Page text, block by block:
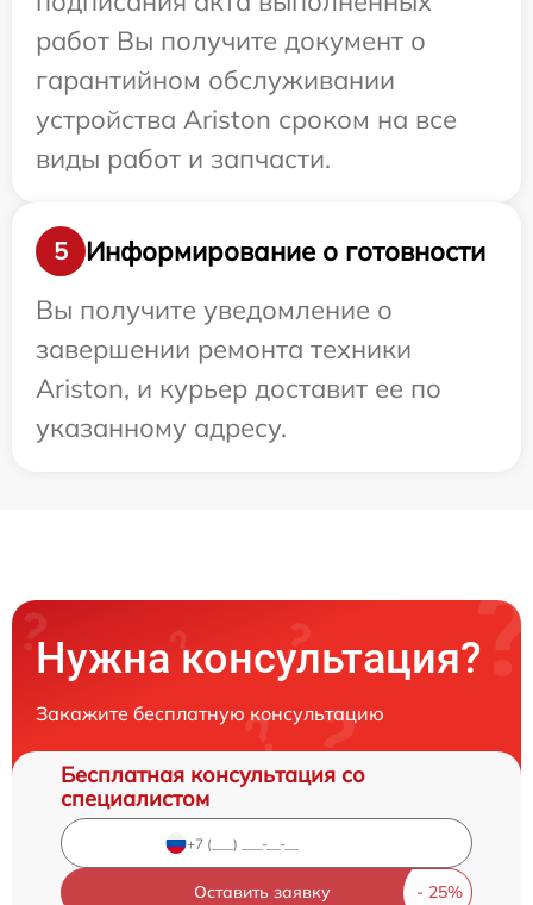
работ Вы получите документ о
гарантийном обслуживании
устройства Ariston сроком на все
виды работ и запчасти.
5
Информирование о готовности
Вы получите уведомление о
завершении ремонта техники
Ariston, и курьер доставит ее по
указанному адресу.
Нужна консультация?
Закажите бесплатную консультацию
Бесплатная консультация со
специалистом
Оставить заявку